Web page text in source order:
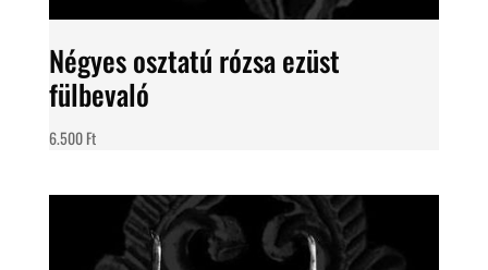
Négyes osztatú rózsa ezüst
fülbevaló
6.500Ft